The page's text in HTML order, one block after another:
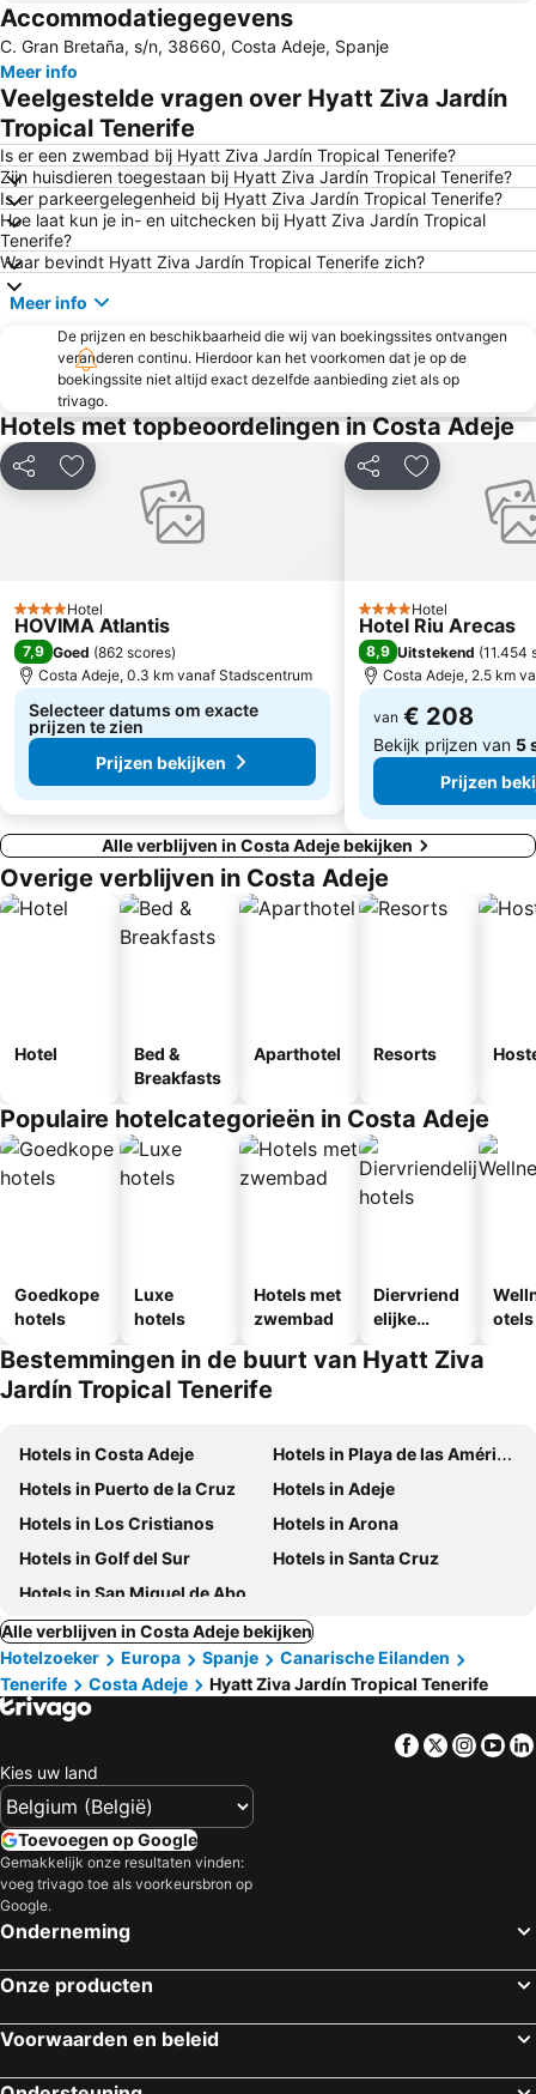
Las Vistas
Costa Adeje-El
Playa de Torviscas
Playa Costa del Silencio
Luz del Mar
Del Duque
Amarilla Golf
Puerto de los Cristianos
Playa Paraíso
Golf Las Americas
Puerto de Los Gigantes
San Blas
Mercadillo de Alcalá
Troya I y II
Playa de Las Galletas
Playa de la Tejita
Centro Comercial Safari
La Caleta
Golf Costa Adeje
Centro Comercial El Trompo
Jardín Botánico
El Puertito
Playa de San Juan
Playa del Médano
Playa de la Arena
Het Meer van Martianez
Avenida de Suecia
Playa de Los Guíos
Park del Drago
Vissershaven
Exit Palace
Aqualand
Accommodatiegegevens
C. Gran Bretaña, s/n, 38660, Costa Adeje, Spanje
Meer info
Veelgestelde vragen over Hyatt Ziva Jardín
Tropical Tenerife
Is er een zwembad bij Hyatt Ziva Jardín Tropical Tenerife?
Zijn huisdieren toegestaan bij Hyatt Ziva Jardín Tropical Tenerife?
Is er parkeergelegenheid bij Hyatt Ziva Jardín Tropical Tenerife?
Hoe laat kun je in- en uitchecken bij Hyatt Ziva Jardín Tropical
Tenerife?
Waar bevindt Hyatt Ziva Jardín Tropical Tenerife zich?
Meer info
De prijzen en beschikbaarheid die wij van boekingssites ontvangen
veranderen continu. Hierdoor kan het voorkomen dat je op de
boekingssite niet altijd exact dezelfde aanbieding ziet als op
trivago.
Hotels met topbeoordelingen in Costa Adeje
Delen Toevoegen aan favorieten
4 SterrenHotel
HOVIMA Atlantis
7,9 Goed (862 scores)
Costa Adeje, 0.3 km vanaf Stadscentrum
Selecteer datums om exacte
prijzen te zien
Prijzen bekijken
Delen Toevoegen
4 SterrenHotel
Hotel Riu Arecas
8,9 Uitstekend (11.454
Costa Adeje, 2.5 km
van € 208
Bekijk prijzen van 5
Prijzen
Alle verblijven in Costa Adeje bekijken
Overige verblijven in Costa Adeje
Hotel
Bed &
Breakfasts
Aparthotel Resorts
Populaire hotelcategorieën in Costa Adeje
Goedkope
hotels
Luxe
hotels
Hotels met
zwembad
Diervriend
elijke
otels
Bestemmingen in de buurt van Hyatt Ziva
Jardín Tropical Tenerife
Hotels in Costa Adeje
Hotels in Playa de las Américas
Hotels in Puerto de la Cruz
Hotels in Adeje
Hotels in Los Cristianos
Hotels in Arona
Hotels in Golf del Sur
Hotels in Santa Cruz
Hotels in San Miguel de Abona
Alle verblijven in Costa Adeje bekijken
Hotelzoeker
Europa Spanje
Canarische Eilanden
Tenerife
Costa Adeje Hyatt Ziva Jardín Tropical Tenerife
Facebook
Twitter
Kies uw land
Toevoegen op Google
Gemakkelijk onze resultaten vinden:
voeg trivago toe als voorkeursbron op
Google.
Onderneming
Onze producten
Voorwaarden en beleid